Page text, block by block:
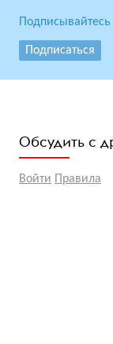
Подписаться
Обсудить с
Войти Правила